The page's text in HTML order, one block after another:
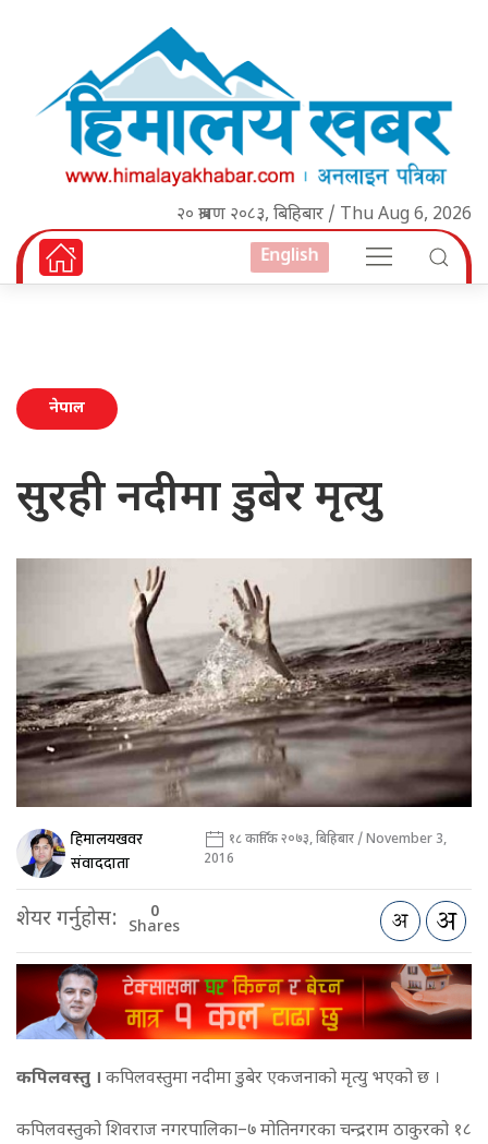
२० श्रावण २०८३, बिहिबार / Thu Aug 6, 2026
English
नेपाल
सुरही नदीमा डुबेर मृत्यु
हिमालयखवर
संवाददाता
१८ कार्तिक २०७३, बिहिबार / November 3,
2016
शेयर गर्नुहोस: 0
Shares
कपिलवस्तु । कपिलवस्तुमा नदीमा डुबेर एकजनाको मृत्यु भएको छ ।
कपिलवस्तुको शिवराज नगरपालिका–७ मोतिनगरका चन्द्रराम ठाकुरको १८